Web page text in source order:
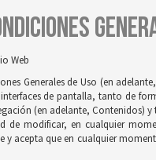
Web
Generales de Uso (en
de pantalla, tanto de
(en adelante, Contenidos) y
de modificar, en cualquier
acepta que en cualquier